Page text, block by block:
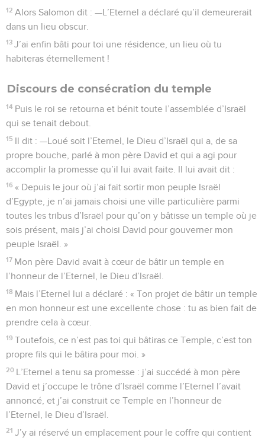
12 Alors Salomon dit : —L’Eternel a déclaré qu’il demeurerait
dans un lieu obscur.
13 J’ai enfin bâti pour toi une résidence, un lieu où tu
habiteras éternellement !
Discours de consécration du temple
14 Puis le roi se retourna et bénit toute l’assemblée d’Israël
qui se tenait debout.
15 Il dit : —Loué soit l’Eternel, le Dieu d’Israël qui a, de sa
propre bouche, parlé à mon père David et qui a agi pour
accomplir la promesse qu’il lui avait faite. Il lui avait dit :
16 « Depuis le jour où j’ai fait sortir mon peuple Israël
d’Egypte, je n’ai jamais choisi une ville particulière parmi
toutes les tribus d’Israël pour qu’on y bâtisse un temple où je
sois présent, mais j’ai choisi David pour gouverner mon
peuple Israël. »
17 Mon père David avait à cœur de bâtir un temple en
l’honneur de l’Eternel, le Dieu d’Israël.
18 Mais l’Eternel lui a déclaré : « Ton projet de bâtir un temple
en mon honneur est une excellente chose : tu as bien fait de
prendre cela à cœur.
19 Toutefois, ce n’est pas toi qui bâtiras ce Temple, c’est ton
propre fils qui le bâtira pour moi. »
20 L’Eternel a tenu sa promesse : j’ai succédé à mon père
David et j’occupe le trône d’Israël comme l’Eternel l’avait
annoncé, et j’ai construit ce Temple en l’honneur de
l’Eternel, le Dieu d’Israël.
21 J’y ai réservé un emplacement pour le coffre qui contient